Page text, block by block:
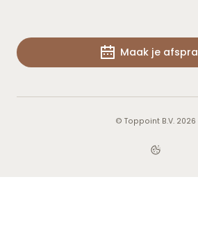
Maak je
© Toppoint B.V. 2026